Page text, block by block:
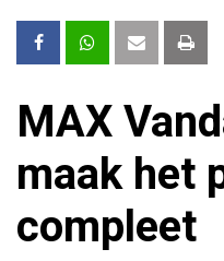
MAX
maak het
compleet